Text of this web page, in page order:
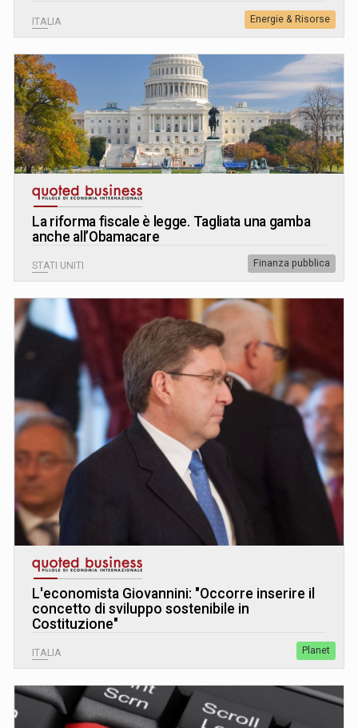
ITALIA Energie & Risorse
La riforma fiscale è legge. Tagliata una gamba
anche all’Obamacare
STATI UNITI Finanza pubblica
L'economista Giovannini: "Occorre inserire il
concetto di sviluppo sostenibile in
Costituzione"
ITALIA Planet